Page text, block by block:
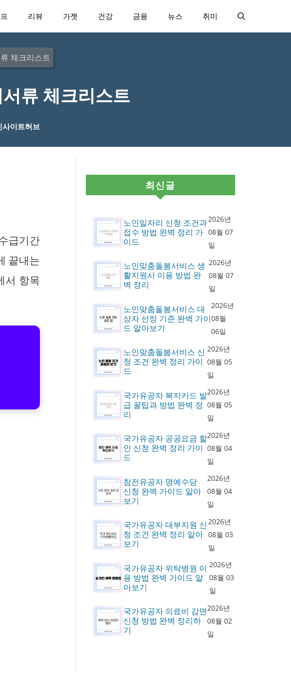
리뷰 가젯 건강 금융 뉴스 취미
체크리스트
류 체크리스트
사이트허브
급기간
끝내는
서 항목
최신글
노인일자리 신청 조건과
접수 방법 완벽 정리 가
이드
2026년
08월 07
일
노인맞춤돌봄서비스 생
활지원사 이용 방법 완
벽 정리
2026년
08월 07
일
노인맞춤돌봄서비스 대
상자 선정 기준 완벽 가이
드 알아보기
2026년
08월
06일
노인맞춤돌봄서비스 신
청 조건 완벽 정리 가이
드
2026년
08월 05
일
국가유공자 복지카드 발
급 꿀팁과 방법 완벽 정
리
2026년
08월 05
일
국가유공자 공공요금 할
인 신청 완벽 정리 가이
드
2026년
08월 04
일
참전유공자 명예수당
신청 완벽 가이드 알아
보기
2026년
08월 04
일
국가유공자 대부지원 신
청 조건 완벽 정리 알아
보기
2026년
08월 03
일
국가유공자 위탁병원 이
용 방법 완벽 가이드 알
아보기
2026년
08월 03
일
국가유공자 의료비 감면
신청 방법 완벽 정리하
기
2026년
08월 02
일